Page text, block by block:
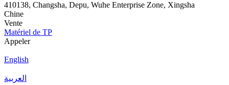
410138, Changsha, Depu, Wuhe Enterprise Zone, Xingsha
Chine
Vente
Matériel de TP
Appeler
English
العربية